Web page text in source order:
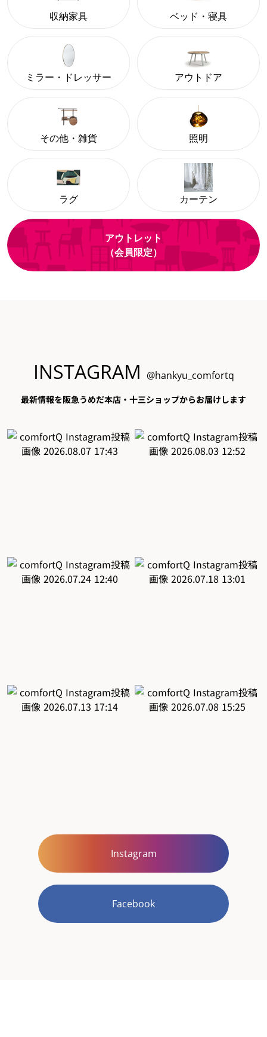
収納家具 ベッド・寝具
ミラー・ドレッサー アウトドア
その他・雑貨 照明
ラグ カーテン
アウトレット
（会員限定）
INSTAGRAM @hankyu_comfortq
最新情報を阪急うめだ本店・十三ショップからお届けします
Instagram
Facebook